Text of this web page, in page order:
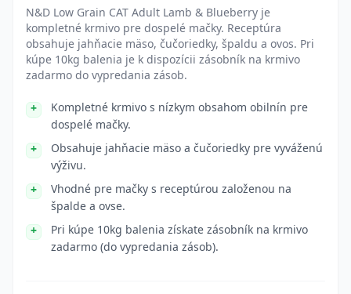
N&D Low Grain CAT Adult Lamb & Blueberry je
kompletné krmivo pre dospelé mačky. Receptúra
obsahuje jahňacie mäso, čučoriedky, špaldu a ovos. Pri
kúpe 10kg balenia je k dispozícii zásobník na krmivo
zadarmo do vypredania zásob.
Kompletné krmivo s nízkym obsahom obilnín pre
dospelé mačky.
Obsahuje jahňacie mäso a čučoriedky pre vyváženú
výživu.
Vhodné pre mačky s receptúrou založenou na
špalde a ovse.
Pri kúpe 10kg balenia získate zásobník na krmivo
zadarmo (do vypredania zásob).